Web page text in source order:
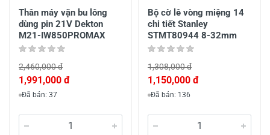
Thân máy vặn bu lông
dùng pin 21V Dekton
M21-IW850PROMAX
2,460,000 đ
1,991,000 đ
Đã bán: 37
Bộ cờ lê vòng miệng 14
chi tiết Stanley
STMT80944 8-32mm
1,308,000 đ
1,150,000 đ
Đã bán: 136